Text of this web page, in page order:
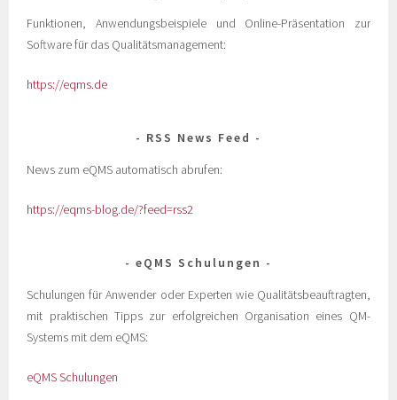
Funktionen, Anwendungsbeispiele und Online-Präsentation zur
Software für das Qualitätsmanagement:
https://eqms.de
RSS News Feed
News zum eQMS automatisch abrufen:
https://eqms-blog.de/?feed=rss2
eQMS Schulungen
Schulungen für Anwender oder Experten wie Qualitätsbeauftragten,
mit praktischen Tipps zur erfolgreichen Organisation eines QM-
Systems mit dem eQMS:
eQMS Schulungen